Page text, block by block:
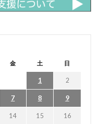
金 土 日
1 2
7 8 9
14 15 16